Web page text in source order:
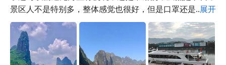
景区人不是特别多，整体感觉也很好，但是口罩还是...展开